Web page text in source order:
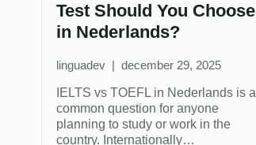
Test Should You Choose
in Nederlands?
linguadev december 29, 2025
IELTS vs TOEFL in Nederlands is a
common question for anyone
planning to study or work in the
country. Internationally…